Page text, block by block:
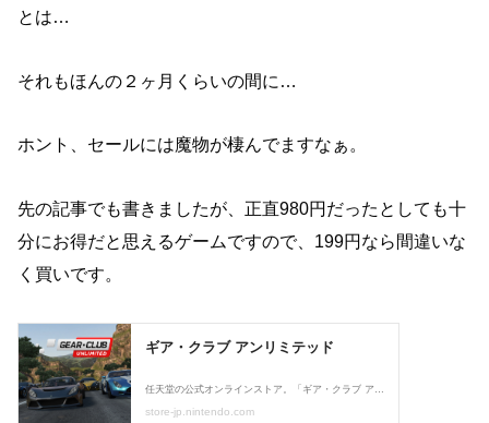
とは…
それもほんの２ヶ月くらいの間に…
ホント、セールには魔物が棲んでますなぁ。
先の記事でも書きましたが、正直980円だったとしても十
分にお得だと思えるゲームですので、199円なら間違いな
く買いです。